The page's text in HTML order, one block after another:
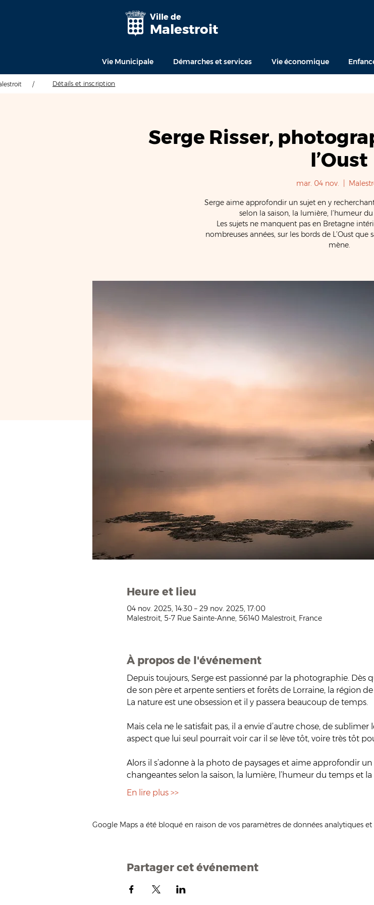
Ville de
Malestroit
Vie Municipale Démarches et services Vie économique
/ Détails et inscription
Serge Risser,
l’Oust
mar. 04 nov.
Serge aime approfondir un sujet en y
selon la saison, la lumière, l’humeur
Les sujets ne manquent pas en Bretagne
nombreuses années, sur les bords de L’Oust
mène.
Heure et lieu
04 nov. 2025, 14:30 – 29 nov. 2025, 17:00
Malestroit, 5-7 Rue Sainte-Anne, 56140 Malestroit, France
À propos de l'événement
Depuis toujours, Serge est passionné par la photographie. Dès
de son père et arpente sentiers et forêts de Lorraine, la région de
La nature est une obsession et il y passera beaucoup de temps.
Mais cela ne le satisfait pas, il a envie d’autre chose, de
aspect que lui seul pourrait voir car il se lève tôt, voire très tôt
Alors il s’adonne à la photo de paysages et aime approfondir
changeantes selon la saison, la lumière, l’humeur du temps et la
En lire plus >>
Google Maps a été bloqué en raison de vos paramètres de données analytiques
Partager cet événement